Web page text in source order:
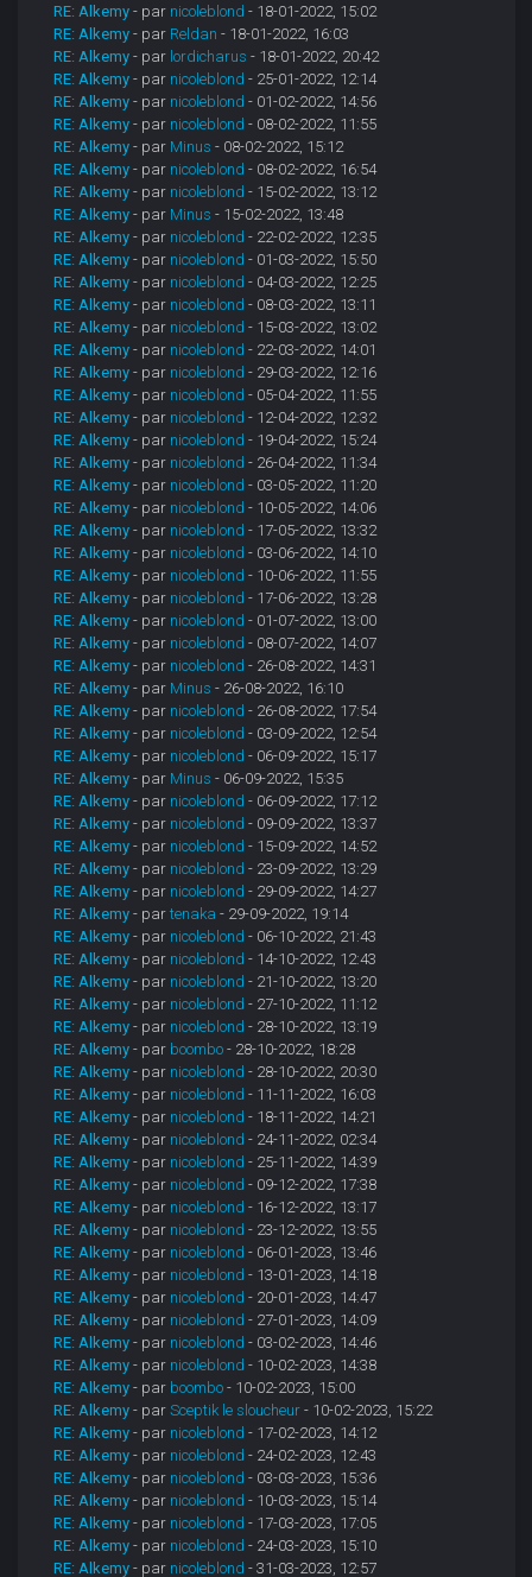
RE: Alkemy - par nicoleblond - 18-01-2022, 15:02
RE: Alkemy - par Reldan - 18-01-2022, 16:03
RE: Alkemy - par lordicharus - 18-01-2022, 20:42
RE: Alkemy - par nicoleblond - 25-01-2022, 12:14
RE: Alkemy - par nicoleblond - 01-02-2022, 14:56
RE: Alkemy - par nicoleblond - 08-02-2022, 11:55
RE: Alkemy - par Minus - 08-02-2022, 15:12
RE: Alkemy - par nicoleblond - 08-02-2022, 16:54
RE: Alkemy - par nicoleblond - 15-02-2022, 13:12
RE: Alkemy - par Minus - 15-02-2022, 13:48
RE: Alkemy - par nicoleblond - 22-02-2022, 12:35
RE: Alkemy - par nicoleblond - 01-03-2022, 15:50
RE: Alkemy - par nicoleblond - 04-03-2022, 12:25
RE: Alkemy - par nicoleblond - 08-03-2022, 13:11
RE: Alkemy - par nicoleblond - 15-03-2022, 13:02
RE: Alkemy - par nicoleblond - 22-03-2022, 14:01
RE: Alkemy - par nicoleblond - 29-03-2022, 12:16
RE: Alkemy - par nicoleblond - 05-04-2022, 11:55
RE: Alkemy - par nicoleblond - 12-04-2022, 12:32
RE: Alkemy - par nicoleblond - 19-04-2022, 15:24
RE: Alkemy - par nicoleblond - 26-04-2022, 11:34
RE: Alkemy - par nicoleblond - 03-05-2022, 11:20
RE: Alkemy - par nicoleblond - 10-05-2022, 14:06
RE: Alkemy - par nicoleblond - 17-05-2022, 13:32
RE: Alkemy - par nicoleblond - 03-06-2022, 14:10
RE: Alkemy - par nicoleblond - 10-06-2022, 11:55
RE: Alkemy - par nicoleblond - 17-06-2022, 13:28
RE: Alkemy - par nicoleblond - 01-07-2022, 13:00
RE: Alkemy - par nicoleblond - 08-07-2022, 14:07
RE: Alkemy - par nicoleblond - 26-08-2022, 14:31
RE: Alkemy - par Minus - 26-08-2022, 16:10
RE: Alkemy - par nicoleblond - 26-08-2022, 17:54
RE: Alkemy - par nicoleblond - 03-09-2022, 12:54
RE: Alkemy - par nicoleblond - 06-09-2022, 15:17
RE: Alkemy - par Minus - 06-09-2022, 15:35
RE: Alkemy - par nicoleblond - 06-09-2022, 17:12
RE: Alkemy - par nicoleblond - 09-09-2022, 13:37
RE: Alkemy - par nicoleblond - 15-09-2022, 14:52
RE: Alkemy - par nicoleblond - 23-09-2022, 13:29
RE: Alkemy - par nicoleblond - 29-09-2022, 14:27
RE: Alkemy - partenaka - 29-09-2022, 19:14
RE: Alkemy - par nicoleblond - 06-10-2022, 21:43
RE: Alkemy - par nicoleblond - 14-10-2022, 12:43
RE: Alkemy - par nicoleblond - 21-10-2022, 13:20
RE: Alkemy - par nicoleblond - 27-10-2022, 11:12
RE: Alkemy - par nicoleblond - 28-10-2022, 13:19
RE: Alkemy - par boombo - 28-10-2022, 18:28
RE: Alkemy - par nicoleblond - 28-10-2022, 20:30
RE: Alkemy - par nicoleblond - 11-11-2022, 16:03
RE: Alkemy - par nicoleblond - 18-11-2022, 14:21
RE: Alkemy - par nicoleblond - 24-11-2022, 02:34
RE: Alkemy - par nicoleblond - 25-11-2022, 14:39
RE: Alkemy - par nicoleblond - 09-12-2022, 17:38
RE: Alkemy - par nicoleblond - 16-12-2022, 13:17
RE: Alkemy - par nicoleblond - 23-12-2022, 13:55
RE: Alkemy - par nicoleblond - 06-01-2023, 13:46
RE: Alkemy - par nicoleblond - 13-01-2023, 14:18
RE: Alkemy - par nicoleblond - 20-01-2023, 14:47
RE: Alkemy - par nicoleblond - 27-01-2023, 14:09
RE: Alkemy - par nicoleblond - 03-02-2023, 14:46
RE: Alkemy - par nicoleblond - 10-02-2023, 14:38
RE: Alkemy - par boombo - 10-02-2023, 15:00
RE: Alkemy - parSceptik le sloucheur - 10-02-2023, 15:22
RE: Alkemy - par nicoleblond - 17-02-2023, 14:12
RE: Alkemy - par nicoleblond - 24-02-2023, 12:43
RE: Alkemy - par nicoleblond - 03-03-2023, 15:36
RE: Alkemy - par nicoleblond - 10-03-2023, 15:14
RE: Alkemy - par nicoleblond - 17-03-2023, 17:05
RE: Alkemy - par nicoleblond - 24-03-2023, 15:10
RE: Alkemy - par nicoleblond - 31-03-2023, 12:57